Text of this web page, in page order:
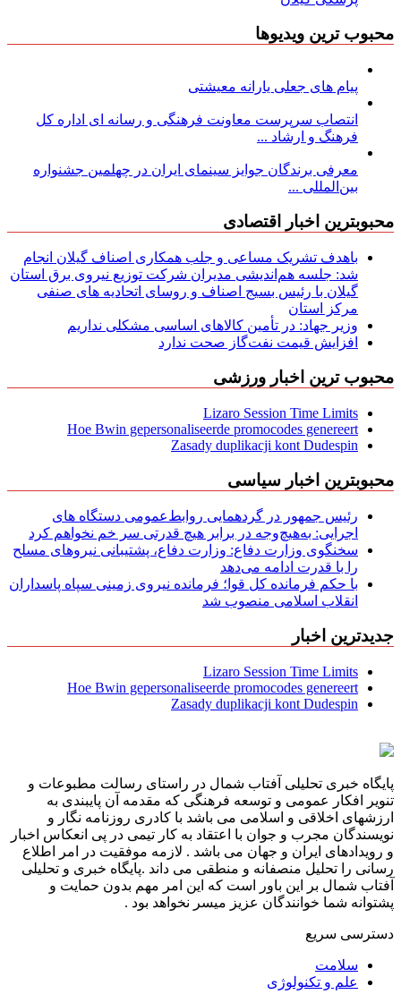
محبوب ترین ویدیوها
پیام های جعلی یارانه معیشتی
انتصاب سرپرست معاونت فرهنگی و رسانه ای اداره کل
فرهنگ و ارشاد ...
معرفی برندگان جوایز سینمای ایران در چهلمین جشنواره
بین‌المللی ...
محبوبترین اخبار اقتصادی
باهدف تشریک مساعی و جلب همکاری اصناف گیلان انجام
شد: جلسه هم‌اندیشی مدیران شركت توزیع نیروی برق استان
گیلان با رئیس بسیج اصناف و روسای اتحادیه های صنفی
مركز استان
وزیر جهاد: در تأمین کالاهای اساسی مشکلی نداریم
افزایش قیمت نفت‌گاز صحت ندارد
محبوب ترین اخبار ورزشی
Lizaro Session Time Limits
Hoe Bwin gepersonaliseerde promocodes genereert
Zasady duplikacji kont Dudespin
محبوبترین اخبار سیاسی
رئیس جمهور در گردهمایی روابط‌عمومی دستگاه های
اجرایی: به‌هیچ‌وجه در برابر هیچ قدرتی سر خم نخواهم کرد
سخنگوی وزارت دفاع: وزارت دفاع، پشتیبانی نیرو‌های مسلح
را با قدرت ادامه می‌دهد
با حکم فرمانده کل قوا؛ فرمانده نیروی زمینی سپاه پاسداران
انقلاب اسلامی منصوب شد
جدیدترین اخبار
Lizaro Session Time Limits
Hoe Bwin gepersonaliseerde promocodes genereert
Zasady duplikacji kont Dudespin
پایگاه خبری تحلیلی آفتاب شمال در راستای رسالت مطبوعات و
تنویر افکار عمومی و توسعه فرهنگی که مقدمه آن پایبندی به
ارزشهای اخلاقی و اسلامی می باشد با کادری روزنامه نگار و
نویسندگان مجرب و جوان با اعتقاد به کار تیمی در پی انعکاس اخبار
و رویدادهای ایران و جهان می باشد . لازمه موفقیت در امر اطلاع
رسانی را تحلیل منصفانه و منطقی می داند .پایگاه خبری و تحلیلی
آفتاب شمال بر این باور است که این امر مهم بدون حمایت و
پشتوانه شما خوانندگان عزیز میسر نخواهد بود .
دسترسی سریع
سلامت
علم و تکنولوژی